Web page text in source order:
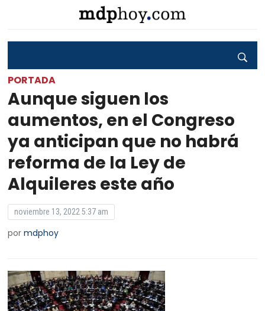
PORTADA
Aunque siguen los
aumentos, en el Congreso
ya anticipan que no habrá
reforma de la Ley de
Alquileres este año
noviembre 13, 2022 5:37 am
pormdphoy